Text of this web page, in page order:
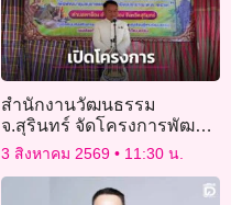
สำนักงานวัฒนธรรม
จ.สุรินทร์ จัดโครงการพัฒนา
แหล่งเรียนรู้ภูมิทัศน์ทาง
3 สิงหาคม 2569 11:30 น.